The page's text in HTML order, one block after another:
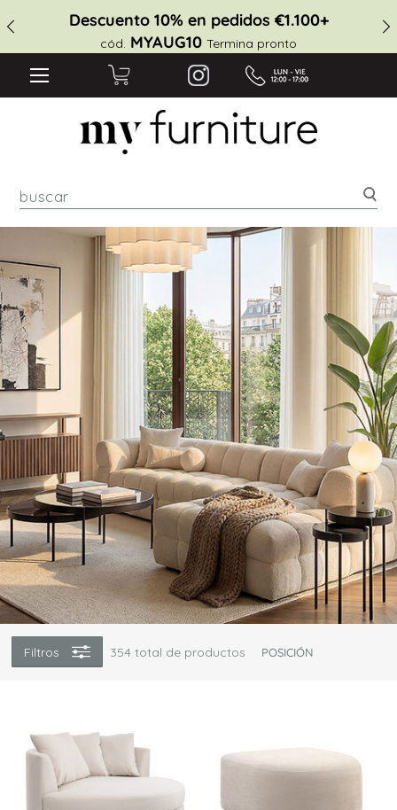
Descuento 10% en pedidos €1.100+
cód. MYAUG10 Termina pronto
Filtros 354 total de productos